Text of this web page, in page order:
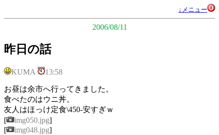
↓メニュー
2006/08/11
昨日の話
KUMA 13:58
お昼は余市へ行ってきました。
食べたのはウニ丼。
友人はほっけ定食\450-安すぎｗ
[
img050.jpg]
[
img048.jpg]